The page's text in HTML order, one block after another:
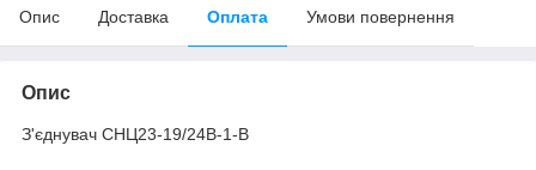
Опис Доставка Оплата Умови повернення
Опис
З'єднувач СНЦ23-19/24В-1-В